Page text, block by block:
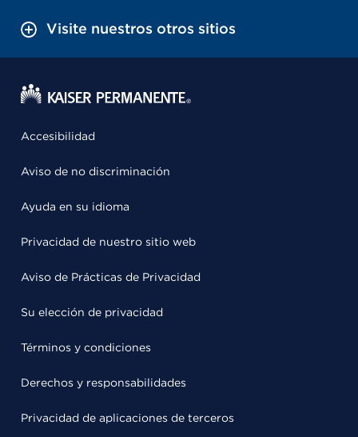
Visite nuestros otros sitios
Accesibilidad
Aviso de no discriminación
Ayuda en su idioma
Privacidad de nuestro sitio web
Aviso de Prácticas de Privacidad
Su elección de privacidad
Términos y condiciones
Derechos y responsabilidades
Privacidad de aplicaciones de terceros